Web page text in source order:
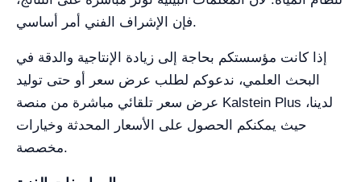
فإن الإشراف الفني أمر أساسي.
إذا كانت مؤسستكم بحاجة إلى زيادة الإنتاجية والدقة في
البحث العلمي، ندعوكم لطلب عرض سعر أو حتى توليد
عرض سعر تلقائي مباشرة من منصة Kalstein Plus لدينا،
حيث يمكنكم الحصول على الأسعار المحدثة وخيارات
مخصصة.